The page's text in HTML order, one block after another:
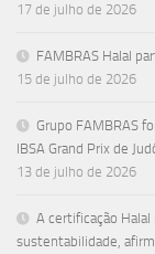
17 de julho de 2026
FAMBRAS Halal
15 de julho de 2026
Grupo FAMBRAS
IBSA Grand Prix de
13 de julho de 2026
A certificação
sustentabilidade,